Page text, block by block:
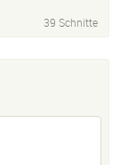
39 Schnitte